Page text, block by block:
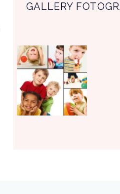
GALLERY